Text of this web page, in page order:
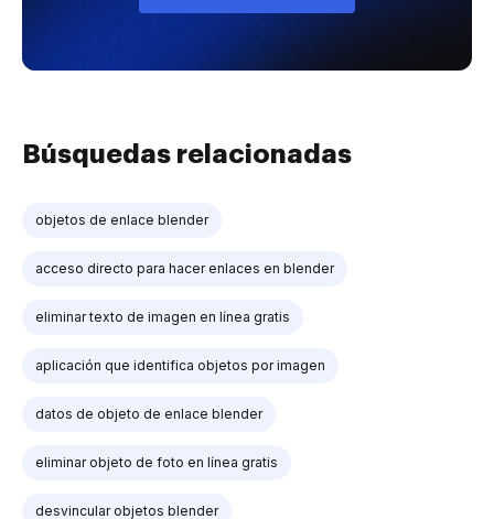
Búsquedas relacionadas
objetos de enlace blender
acceso directo para hacer enlaces en blender
eliminar texto de imagen en línea gratis
aplicación que identifica objetos por imagen
datos de objeto de enlace blender
eliminar objeto de foto en línea gratis
desvincular objetos blender